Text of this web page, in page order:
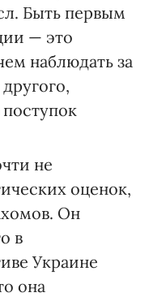
Быть первым
— это
наблюдать за
не
оценок,
Он
в
Украине
она